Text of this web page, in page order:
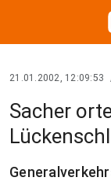
21.01.2002, 12:09:53
Sacher